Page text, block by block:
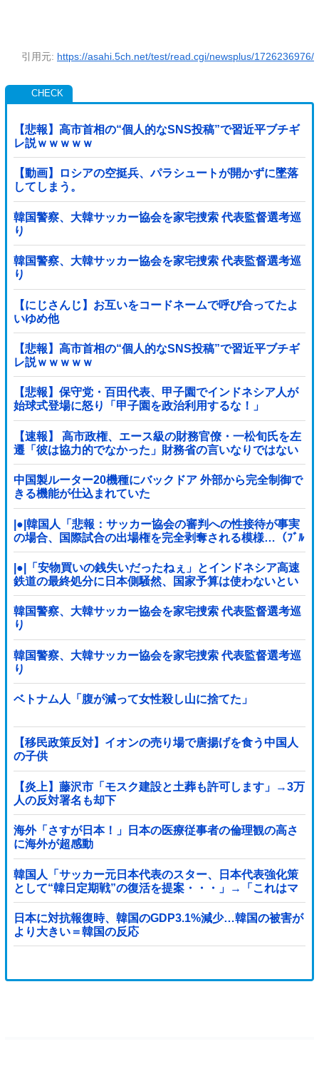
引用元: https://asahi.5ch.net/test/read.cgi/newsplus/1726236976/
【悲報】高市首相の“個人的なSNS投稿”で習近平ブチギ
レ説ｗｗｗｗｗ
【動画】ロシアの空挺兵、パラシュートが開かずに墜落
してしまう。
韓国警察、大韓サッカー協会を家宅捜索 代表監督選考巡
り
韓国警察、大韓サッカー協会を家宅捜索 代表監督選考巡
り
【にじさんじ】お互いをコードネームで呼び合ってたよ
いゆめ他
【悲報】高市首相の“個人的なSNS投稿”で習近平ブチギ
レ説ｗｗｗｗｗ
【悲報】保守党・百田代表、甲子園でインドネシア人が
始球式登場に怒り「甲子園を政治利用するな！」
【速報】 高市政権、エース級の財務官僚・一松旬氏を左
遷「彼は協力的でなかった」財務省の言いなりではない
ことが判明
中国製ルーター20機種にバックドア 外部から完全制御で
きる機能が仕込まれていた
|●|韓国人「悲報：サッカー協会の審判への性接待が事実
の場合、国際試合の出場権を完全剥奪される模様…（ﾌﾞﾙ
ﾌﾞﾙ」＝韓国の反応
|●|「安物買いの銭失いだったねぇ」とインドネシア高速
鉄道の最終処分に日本側騒然、国家予算は使わないとい
うと何が財源なんだ？
韓国警察、大韓サッカー協会を家宅捜索 代表監督選考巡
り
韓国警察、大韓サッカー協会を家宅捜索 代表監督選考巡
り
ベトナム人「腹が減って女性殺し山に捨てた」
【移民政策反対】イオンの売り場で唐揚げを食う中国人
の子供
【炎上】藤沢市「モスク建設と土葬も許可します」→3万
人の反対署名も却下
海外「さすが日本！」日本の医療従事者の倫理観の高さ
に海外が超感動
韓国人「サッカー元日本代表のスター、日本代表強化策
として“韓日定期戦”の復活を提案・・・」→「これはマ
ジで良いと思う」「今すぐやったらガチでボコられるだ
ろうね 10年後にやらないか？」「やめてくれ、勝っても
負けても後味が悪い」
日本に対抗報復時、韓国のGDP3.1%減少…韓国の被害が
より大きい＝韓国の反応